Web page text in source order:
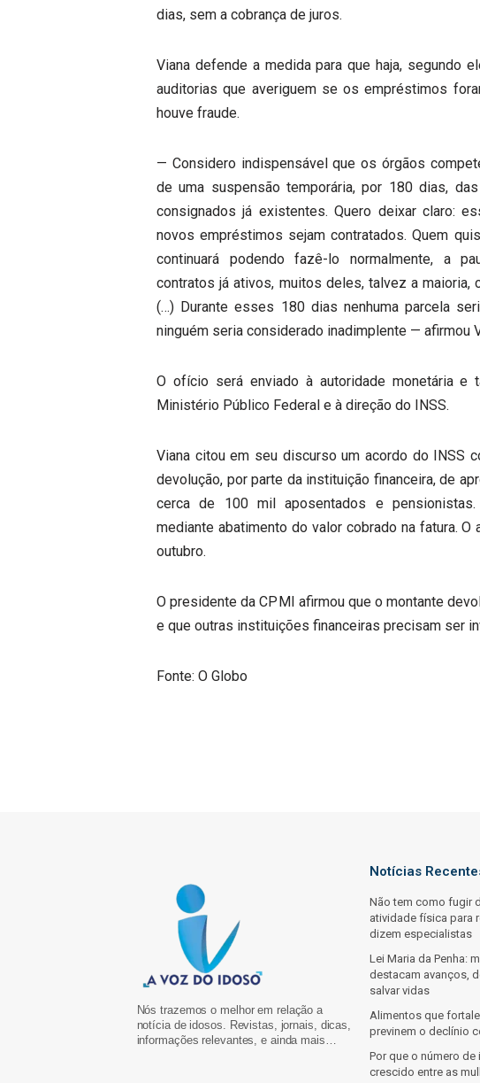
dias, sem a cobrança de juros.
Viana defende a medida para que haja, segundo
auditorias que averiguem se os empréstimos
houve fraude.
— Considero indispensável que os órgãos
de uma suspensão temporária, por 180 dias,
consignados já existentes. Quero deixar claro:
novos empréstimos sejam contratados. Quem
continuará podendo fazê-lo normalmente, a
contratos já ativos, muitos deles, talvez a maioria,
(…) Durante esses 180 dias nenhuma parcela
ninguém seria considerado inadimplente — afirmou
O ofício será enviado à autoridade monetária e
Ministério Público Federal e à direção do INSS.
Viana citou em seu discurso um acordo do INSS
devolução, por parte da instituição financeira, de
cerca de 100 mil aposentados e
mediante abatimento do valor cobrado na fatura.
outubro.
O presidente da CPMI afirmou que o montante
e que outras instituições financeiras precisam ser
Fonte: O Globo
Nós trazemos o melhor em relação a
notícia de idosos. Revistas, jornais, dicas,
informações relevantes, e ainda mais…
Notícias
Não tem como fugir
atividade física para
dizem especialistas
Lei Maria da Penha:
destacam avanços,
salvar vidas
Alimentos que
previnem o declínio
Por que o número de
crescido entre as